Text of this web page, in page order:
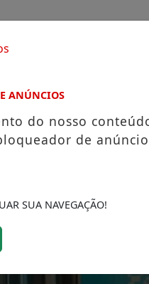
CIMBAJU
FRANCO DA ROCHA
ANÚNCIOS
do nosso
de
SUA NAVEGAÇÃO!